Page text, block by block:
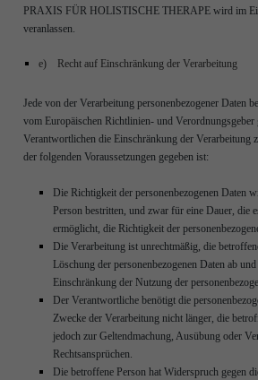
PRAXIS FÜR HOLISTISCHE THERAPE wird im
veranlassen.
e) Recht auf Einschränkung der Verarbeitung
Jede von der Verarbeitung personenbezogener Daten
vom Europäischen Richtlinien- und Verordnungsgeber
Verantwortlichen die Einschränkung der Verarbeitung
der folgenden Voraussetzungen gegeben ist:
Die Richtigkeit der personenbezogenen Daten
Person bestritten, und zwar für eine Dauer, die
ermöglicht, die Richtigkeit der
Die Verarbeitung ist unrechtmäßig, die
Löschung der personenbezogenen Daten ab
Einschränkung der Nutzung der
Der Verantwortliche benötigt die
Zwecke der Verarbeitung nicht länger, die
jedoch zur Geltendmachung, Ausübung oder
Rechtsansprüchen.
Die betroffene Person hat Widerspruch gegen